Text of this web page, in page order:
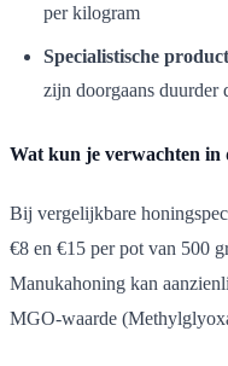
per kilogram
Specialistische
zijn doorgaans duurder
Wat kun je verwachten in
Bij vergelijkbare
€8 en €15 per pot van 500
Manukahoning kan
MGO-waarde